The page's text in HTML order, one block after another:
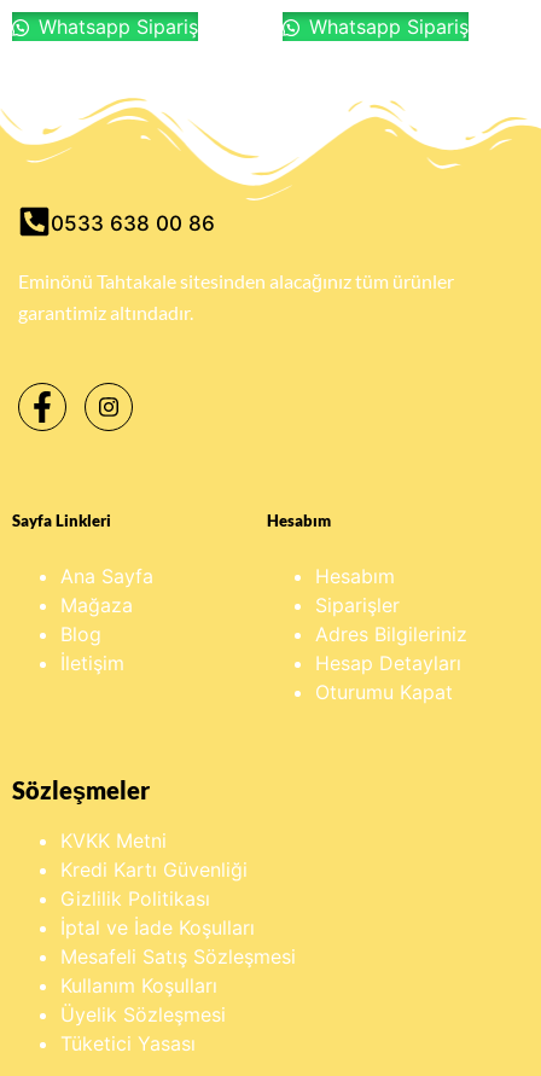
Whatsapp Sipariş
Whatsapp Sipariş
0533 638 00 86
Eminönü Tahtakale sitesinden alacağınız tüm ürünler
garantimiz altındadır.
Sayfa Linkleri
Ana Sayfa
Mağaza
Blog
İletişim
Hesabım
Hesabım
Siparişler
Adres Bilgileriniz
Hesap Detayları
Oturumu Kapat
Sözleşmeler
KVKK Metni
Kredi Kartı Güvenliği
Gizlilik Politikası
İptal ve İade Koşulları
Mesafeli Satış Sözleşmesi
Kullanım Koşulları
Üyelik Sözleşmesi
Tüketici Yasası